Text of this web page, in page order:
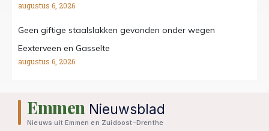
augustus 6, 2026
Geen giftige staalslakken gevonden onder wegen
Eexterveen en Gasselte
augustus 6, 2026
Emmen Nieuwsblad
Nieuws uit Emmen en Zuidoost-Drenthe